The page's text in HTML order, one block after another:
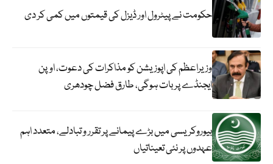
حکومت نے پیٹرول اور ڈیزل کی قیمتوں میں کمی کر دی
وزیراعظم کی اپوزیشن کو مذاکرات کی دعوت، اوپن
ایجنڈے پر بات ہوگی، طارق فضل چودھری
بیوروکریسی میں بڑے پیمانے پر تقرر و تبادلے، متعدد اہم
عہدوں پر نئی تعیناتیاں